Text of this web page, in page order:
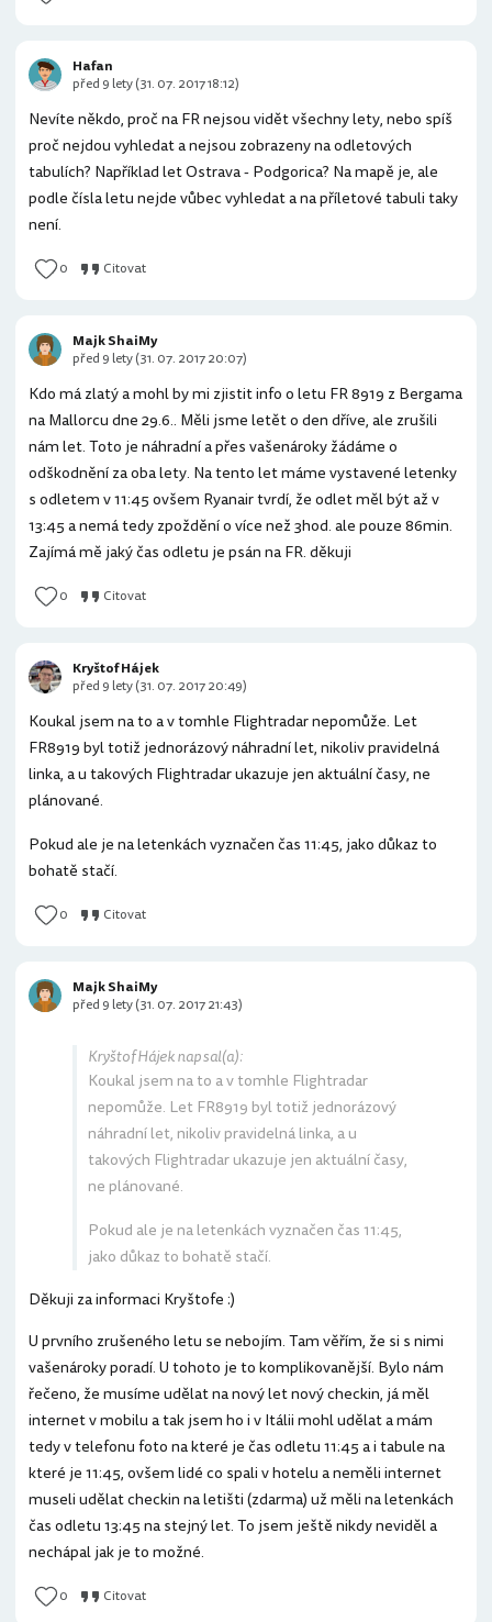
Nevíte někdo, proč na FR nejsou vidět všechny lety, nebo spíš
proč nejdou vyhledat a nejsou zobrazeny na odletových
tabulích? Například let Ostrava - Podgorica? Na mapě je, ale
podle čísla letu nejde vůbec vyhledat a na příletové tabuli taky
není.
0 Citovat
Hafan
před 9 lety (31. 07. 2017 18:12)
Kdo má zlatý a mohl by mi zjistit info o letu FR 8919 z Bergama
na Mallorcu dne 29.6.. Měli jsme letět o den dříve, ale zrušili
nám let. Toto je náhradní a přes vašenároky žádáme o
odškodnění za oba lety. Na tento let máme vystavené letenky
s odletem v 11:45 ovšem Ryanair tvrdí, že odlet měl být až v
13:45 a nemá tedy zpoždění o více než 3hod. ale pouze 86min.
Zajímá mě jaký čas odletu je psán na FR. děkuji
0 Citovat
Majk ShaiMy
před 9 lety (31. 07. 2017 20:07)
Koukal jsem na to a v tomhle Flightradar nepomůže. Let
FR8919 byl totiž jednorázový náhradní let, nikoliv pravidelná
linka, a u takových Flightradar ukazuje jen aktuální časy, ne
plánované.
Pokud ale je na letenkách vyznačen čas 11:45, jako důkaz to
bohatě stačí.
0 Citovat
Kryštof Hájek
před 9 lety (31. 07. 2017 20:49)
Kryštof Hájek napsal(a):
Koukal jsem na to a v tomhle Flightradar
nepomůže. Let FR8919 byl totiž jednorázový
náhradní let, nikoliv pravidelná linka, a u
takových Flightradar ukazuje jen aktuální časy,
ne plánované.
Pokud ale je na letenkách vyznačen čas 11:45,
jako důkaz to bohatě stačí.
Děkuji za informaci Kryštofe :)
U prvního zrušeného letu se nebojím. Tam věřím, že si s nimi
vašenároky poradí. U tohoto je to komplikovanější. Bylo nám
řečeno, že musíme udělat na nový let nový checkin, já měl
internet v mobilu a tak jsem ho i v Itálii mohl udělat a mám
tedy v telefonu foto na které je čas odletu 11:45 a i tabule na
které je 11:45, ovšem lidé co spali v hotelu a neměli internet
museli udělat checkin na letišti (zdarma) už měli na letenkách
čas odletu 13:45 na stejný let. To jsem ještě nikdy neviděl a
nechápal jak je to možné.
0 Citovat
Majk ShaiMy
před 9 lety (31. 07. 2017 21:43)